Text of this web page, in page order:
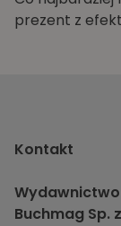
prezent z
Kontakt
Buchmag Sp.